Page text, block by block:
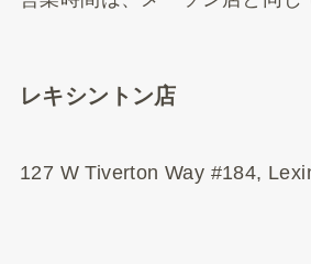
レキシントン店
127 W Tiverton Way #184,